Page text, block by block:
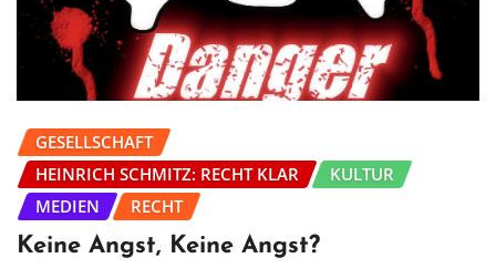
GESELLSCHAFT
HEINRICH SCHMITZ: RECHT KLAR
KULTUR
MEDIEN
RECHT
Keine Angst, Keine Angst?